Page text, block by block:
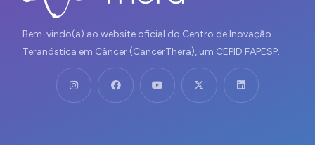
Bem-vindo(a) ao website oficial do Centro de Inovação
Teranóstica em Câncer (CancerThera), um CEPID FAPESP.